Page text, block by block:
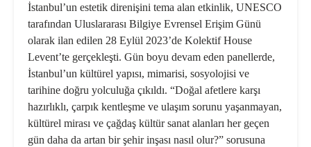
İstanbul’un estetik direnişini tema alan etkinlik, UNESCO
tarafından Uluslararası Bilgiye Evrensel Erişim Günü
olarak ilan edilen 28 Eylül 2023’de Kolektif House
Levent’te gerçekleşti. Gün boyu devam eden panellerde,
İstanbul’un kültürel yapısı, mimarisi, sosyolojisi ve
tarihine doğru yolculuğa çıkıldı. “Doğal afetlere karşı
hazırlıklı, çarpık kentleşme ve ulaşım sorunu yaşanmayan,
kültürel mirası ve çağdaş kültür sanat alanları her geçen
gün daha da artan bir şehir inşası nasıl olur?” sorusuna